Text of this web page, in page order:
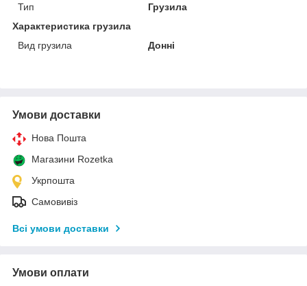
Тип
Грузила
Характеристика грузила
Вид грузила
Донні
Умови доставки
Нова Пошта
Магазини Rozetka
Укрпошта
Самовивіз
Всі умови доставки
Умови оплати